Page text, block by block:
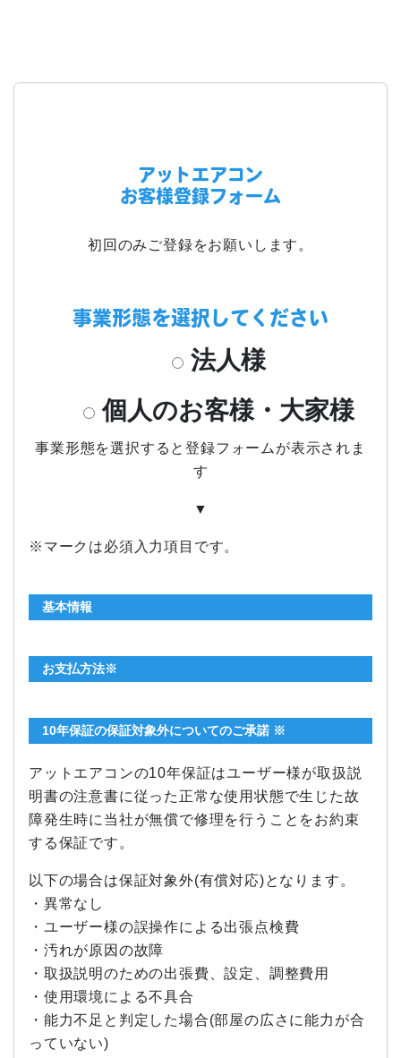
アットエアコン
お客様登録フォーム
初回のみご登録をお願いします。
事業形態を選択してください
法人様
個人のお客様・大家様
事業形態を選択すると登録フォームが表示されま
す
▼
※マークは必須入力項目です。
基本情報
お支払方法※
10年保証の保証対象外についてのご承諾 ※
アットエアコンの10年保証はユーザー様が取扱説
明書の注意書に従った正常な使用状態で生じた故
障発生時に当社が無償で修理を行うことをお約束
する保証です。
以下の場合は保証対象外(有償対応)となります。
・異常なし
・ユーザー様の誤操作による出張点検費
・汚れが原因の故障
・取扱説明のための出張費、設定、調整費用
・使用環境による不具合
・能力不足と判定した場合(部屋の広さに能力が合
っていない)